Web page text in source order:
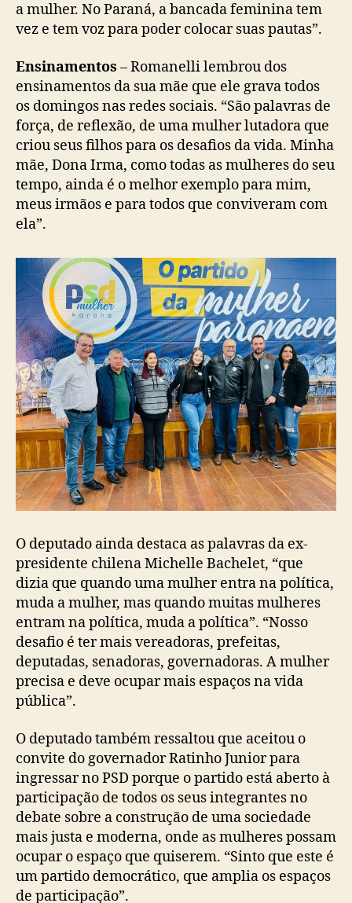
a mulher. No Paraná, a bancada feminina tem
vez e tem voz para poder colocar suas pautas”.
Ensinamentos – Romanelli lembrou dos
ensinamentos da sua mãe que ele grava todos
os domingos nas redes sociais. “São palavras de
força, de reflexão, de uma mulher lutadora que
criou seus filhos para os desafios da vida. Minha
mãe, Dona Irma, como todas as mulheres do seu
tempo, ainda é o melhor exemplo para mim,
meus irmãos e para todos que conviveram com
ela”.
O deputado ainda destaca as palavras da ex-
presidente chilena Michelle Bachelet, “que
dizia que quando uma mulher entra na política,
muda a mulher, mas quando muitas mulheres
entram na política, muda a política”. “Nosso
desafio é ter mais vereadoras, prefeitas,
deputadas, senadoras, governadoras. A mulher
precisa e deve ocupar mais espaços na vida
pública”.
O deputado também ressaltou que aceitou o
convite do governador Ratinho Junior para
ingressar no PSD porque o partido está aberto à
participação de todos os seus integrantes no
debate sobre a construção de uma sociedade
mais justa e moderna, onde as mulheres possam
ocupar o espaço que quiserem. “Sinto que este é
um partido democrático, que amplia os espaços
de participação”.